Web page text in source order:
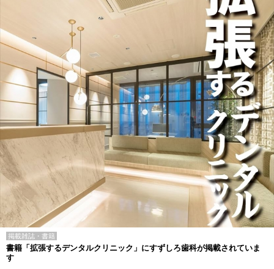
掲載雑誌・書籍
書籍「拡張するデンタルクリニック」にすずしろ歯科が掲載されていま
す